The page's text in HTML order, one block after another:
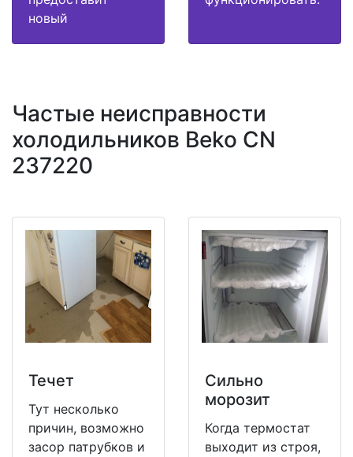
новый
Частые неисправности
холодильников Beko CN
237220
Течет
Тут несколько
причин, возможно
засор патрубков и
Сильно
морозит
Когда термостат
выходит из строя,